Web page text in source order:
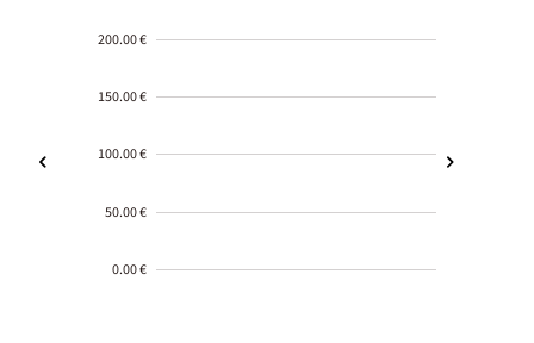
200.00 €
150.00 €
100.00 €
50.00 €
0.00 €